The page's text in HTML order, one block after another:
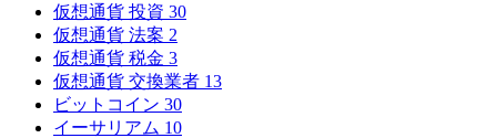
仮想通貨 投資 30
仮想通貨 法案 2
仮想通貨 税金 3
仮想通貨 交換業者 13
ビットコイン 30
イーサリアム 10